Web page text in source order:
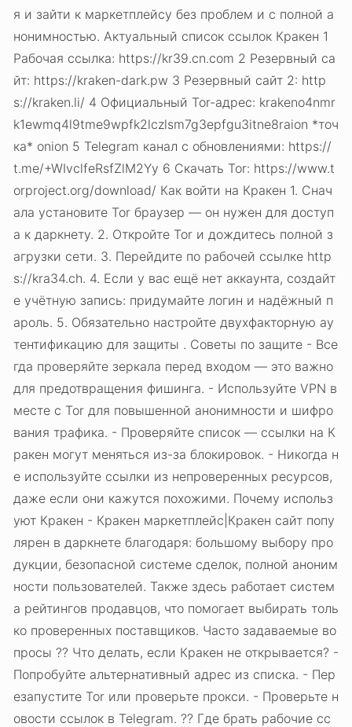
я и зайти к маркетплейсу без проблем и с полной а
нонимностью. Актуальный список ссылок Кракен 1
Рабочая ссылка: https://kr39.cn.com 2 Резервный са
йт: https://kraken-dark.pw 3 Резервный сайт 2: http
s://kraken.li/ 4 Официальный Tor-адрес: krakeno4nmr
k1ewmq4l9tme9wpfk2lczlsm7g3epfgu3itne8raion *точ
ка* onion 5 Telegram канал с обновлениями: https://
t.me/+WIvclfeRsfZlM2Yy 6 Скачать Tor: https://www.t
orproject.org/download/ Как войти на Кракен 1. Снач
ала установите Tor браузер — он нужен для доступ
а к даркнету. 2. Откройте Tor и дождитесь полной з
агрузки сети. 3. Перейдите по рабочей ссылке http
s://kra34.ch. 4. Если у вас ещё нет аккаунта, создайт
е учётную запись: придумайте логин и надёжный п
ароль. 5. Обязательно настройте двухфакторную ау
тентификацию для защиты . Советы по защите - Все
гда проверяйте зеркала перед входом — это важно
для предотвращения фишинга. - Используйте VPN в
месте с Tor для повышенной анонимности и шифро
вания трафика. - Проверяйте список — ссылки на К
ракен могут меняться из-за блокировок. - Никогда н
е используйте ссылки из непроверенных ресурсов,
даже если они кажутся похожими. Почему использ
уют Кракен - Кракен маркетплейс|Кракен сайт попу
лярен в даркнете благодаря: большому выбору про
дукции, безопасной системе сделок, полной аноним
ности пользователей. Также здесь работает систем
а рейтингов продавцов, что помогает выбирать толь
ко проверенных поставщиков. Часто задаваемые во
просы ?? Что делать, если Кракен не открывается? -
Попробуйте альтернативный адрес из списка. - Пер
езапустите Tor или проверьте прокси. - Проверьте н
овости ссылок в Telegram. ?? Где брать рабочие сс